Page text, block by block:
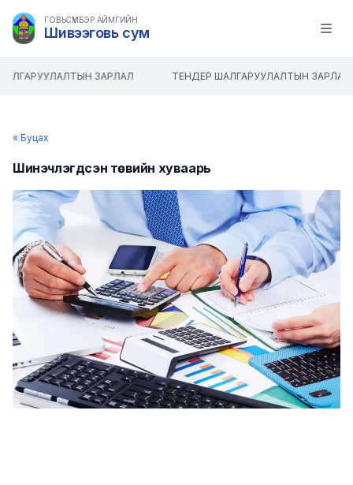
ГОВЬСҮМБЭР АЙМГИЙН
Шивээговь сум Open
ЗАРЛАЛ ТЕНДЕР ШАЛГАРУУЛАЛТЫН ЗАРЛАЛ
« Буцах
Шинэчлэгдсэн төсвийн хуваарь